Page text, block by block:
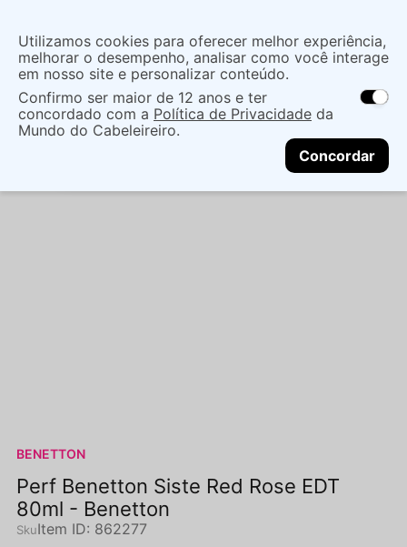
localização
As ofertas e opções de entrega variam de
acordo com a região.Não sei meu CEP
CONTINUAR
O que você procura?
Perfumes Feminino Importado
PERF
BENETTON SISTE RED ROSE EDT 80ML - BENETTON
BENETTON
Perf Benetton Siste Red Rose EDT
80ml - Benetton
Item ID: 862277
Utilizamos cookies para oferecer melhor experiência,
melhorar o desempenho, analisar como você interage
em nosso site e personalizar conteúdo.
Confirmo ser maior de 12 anos e ter
concordado com a Política de Privacidade da
Mundo do Cabeleireiro.
Concordar